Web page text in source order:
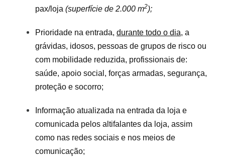
pax/loja (superfície de 2.000 m2);
Prioridade na entrada, durante todo o dia, a
grávidas, idosos, pessoas de grupos de risco ou
com mobilidade reduzida, profissionais de:
saúde, apoio social, forças armadas, segurança,
proteção e socorro;
Informação atualizada na entrada da loja e
comunicada pelos altifalantes da loja, assim
como nas redes sociais e nos meios de
comunicação;